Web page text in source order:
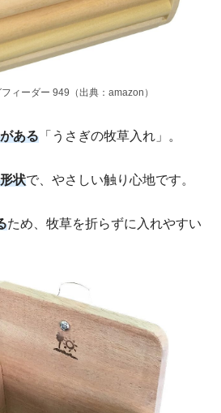
ィーダー 949（出典：amazon）
ある 「うさぎの牧草入れ」。
状で、やさしい触り心地です。
ため、牧草を折らずに入れやすい